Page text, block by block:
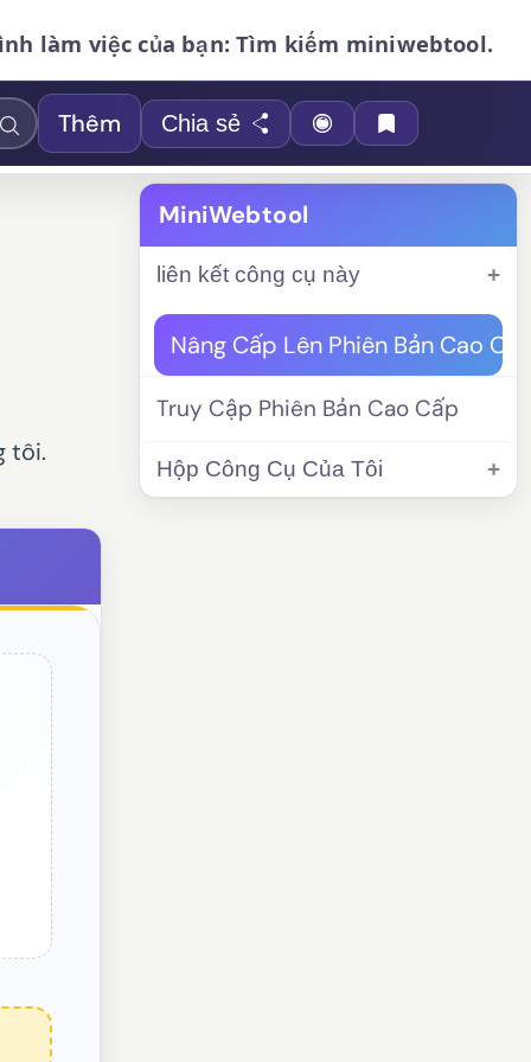
làm việc của bạn: Tìm kiếm miniwebtool.
Thêm Chia sẻ
tôi.
MiniWebtool
liên kết công cụ này
Nâng Cấp Lên Phiên Bản Cao
Truy Cập Phiên Bản Cao Cấp
Hộp Công Cụ Của Tôi